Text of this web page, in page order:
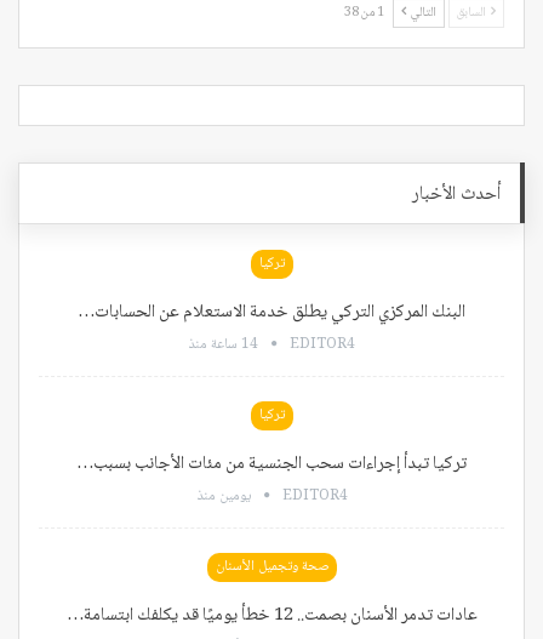
السابق التالي 1 من 38
أحدث الأخبار
تركيا
البنك المركزي التركي يطلق خدمة الاستعلام عن الحسابات…
EDITOR4 14 ساعة منذ
تركيا
تركيا تبدأ إجراءات سحب الجنسية من مئات الأجانب بسبب…
EDITOR4 يومين منذ
صحة وتجميل الأسنان
عادات تدمر الأسنان بصمت.. 12 خطأ يوميًا قد يكلفك ابتسامة…